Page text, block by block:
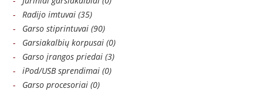
- Radijo imtuvai (35)
- Garso stiprintuvai (90)
- Garsiakalbių korpusai (0)
- Garso įrangos priedai (3)
- iPod/USB sprendimai (0)
- Garso procesoriai (0)